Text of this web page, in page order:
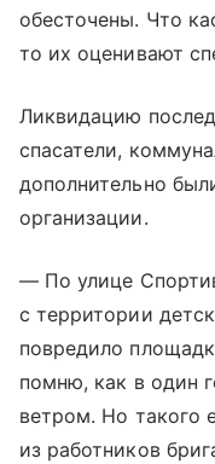
обесточены. Что
то их оценивают
Ликвидацию
спасатели,
дополнительно
организации.
— По улице
с территории
повредило
помню, как в один
ветром. Но такого
из работников